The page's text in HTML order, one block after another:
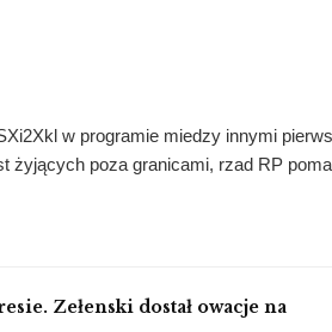
w programie miedzy innymi
żyjących poza granicami, rzad RP
Zełenski dostał owacje na